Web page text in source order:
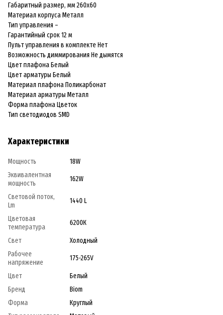
Габаритный размер, мм 260х60
Материал корпуса Металл
Тип управления –
Гарантийный срок 12 м
Пульт управления в комплекте Нет
Возможность диммирования Не дымятся
Цвет плафона Белый
Цвет арматуры Белый
Материал плафона Поликарбонат
Материал арматуры Металл
Форма плафона Цветок
Тип светодиодов SMD
Характеристики
Мощность
18W
Эквивалентная
мощность
162W
Световой поток,
Lm
1440 L
Цветовая
температура
6200К
Свет
Холодный
Рабочее
напряжение
175-265V
Цвет
Белый
Бренд
Biom
Форма
Круглый